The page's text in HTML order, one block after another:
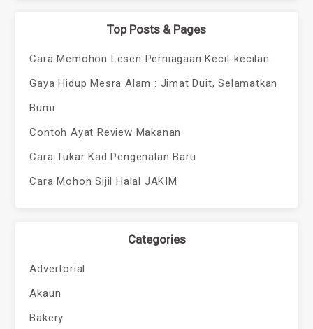
Top Posts & Pages
Cara Memohon Lesen Perniagaan Kecil-kecilan
Gaya Hidup Mesra Alam : Jimat Duit, Selamatkan
Bumi
Contoh Ayat Review Makanan
Cara Tukar Kad Pengenalan Baru
Cara Mohon Sijil Halal JAKIM
Categories
Advertorial
Akaun
Bakery